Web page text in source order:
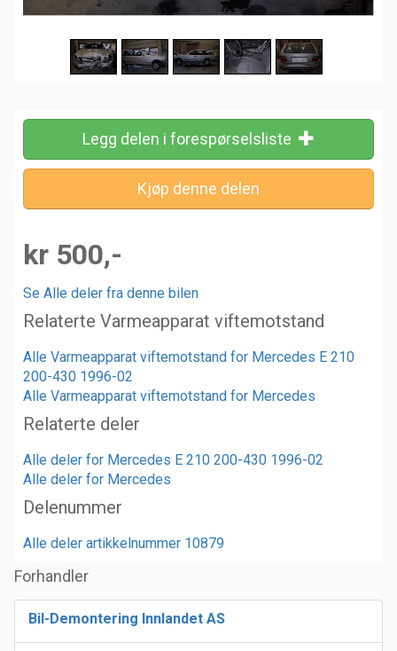
Legg delen i forespørselsliste
kr 500,-
Se Alle deler fra denne bilen
Relaterte Varmeapparat viftemotstand
Alle Varmeapparat viftemotstand for Mercedes E 210
200-430 1996-02
Alle Varmeapparat viftemotstand for Mercedes
Relaterte deler
Alle deler for Mercedes E 210 200-430 1996-02
Alle deler for Mercedes
Delenummer
Alle deler artikkelnummer 10879
Forhandler
Bil-Demontering Innlandet AS